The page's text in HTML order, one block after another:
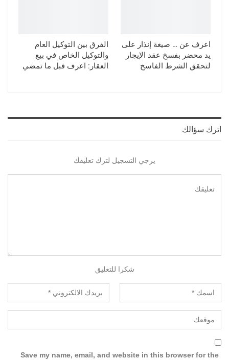
اعرف عن … صيغة إنذار على
يد محضر بفسخ عقد الإيجار
لتحقق الشرط الفاسخ
الفرق بين التوكيل العام
والتوكيل الخاص في بيع
العقار: اعرف قبل ما تمضي
اترك سؤالك
يرجي التسجيل لترك تعليقك
شكرا للتعليق
Save my name, email, and website in this browser for the